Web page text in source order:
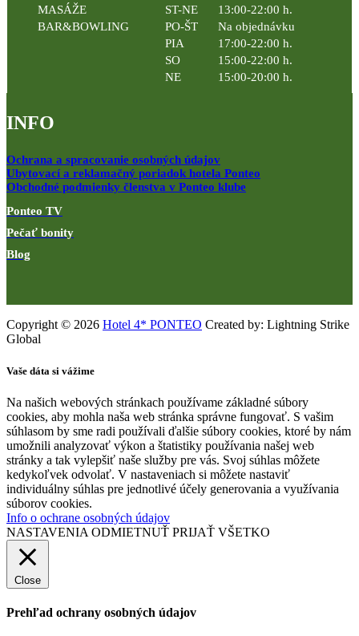
MASÁŽE ST-NE
13:00-22:00 h.
BAR&BOWLING
PO-ŠT
Na objednávku
PIA
17:00-22:00 h.
SO
15:00-22:00 h.
NE
15:00-20:00 h.
INFO
Ochrana a spracovanie osobných údajov
Ubytovací a reklamačný poriadok hotela Ponteo
Obchodné podmienky členstva v Ponteo klube
Ponteo TV
Pečať bonity
Blog
Copyright © 2026 Hotel 4* PONTEO Created by: Lightning Strike
Global
Vaše dáta si vážime
Na našich webových stránkach používame základné súbory
cookies, aby mohla naša web stránka správne fungovať. S vašim
súhlasom by sme radi používali ďalšie súbory cookies, ktoré by nám
umožnili analyzovať výkon a štatistiky používania našej web
stránky a tak vylepšiť naše služby pre vás. Svoj súhlas môžete
kedykoľvek odvolať. V nastaveniach si môžete nastaviť
individuálny súhlas pre jednotlivé účely generovania a využívania
súborov cookies.
Info o ochrane osobných údajov
NASTAVENIA ODMIETNUŤ PRIJAŤ VŠETKO
Close
Prehľad ochrany osobných údajov